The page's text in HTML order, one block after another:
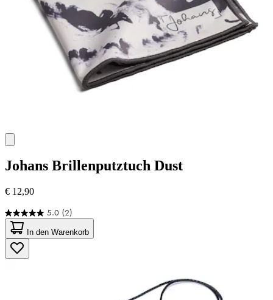
Johans Brillenputztuch Dust
€ 12,90
5.0 (2)
5.0
von
5
Sternen.
2
In den Warenkorb